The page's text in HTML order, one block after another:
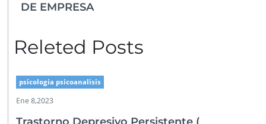
DE EMPRESA
Releted Posts
psicologia psicoanalisis
Ene 8,2023